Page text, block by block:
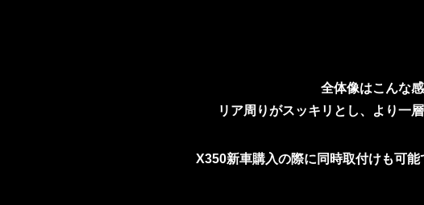
全体像はこんな感
リア周りがスッキリとし、より一
X350新車購入の際に同時取付けも可能